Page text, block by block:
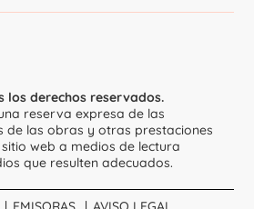
los derechos reservados.
reserva expresa de las
de las obras y otras prestaciones
web a medios de lectura
que resulten adecuados.